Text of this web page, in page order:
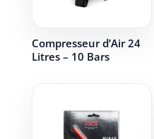
Compresseur d’Air 24
Litres – 10 Bars